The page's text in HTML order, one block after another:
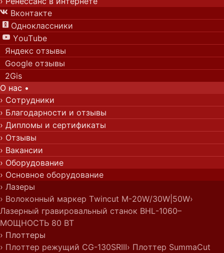
 Вконтакте
 Одноклассники
 YouTube
Яндекс отзывы
Google отзывы
2Gis
О нас •
› Сотрудники
› Благодарности и отзывы
› Дипломы и сертификаты
› Отзывы
› Вакансии
› Оборудование
› Основное оборудование
› Лазеры
› Волоконный маркер Twincut M-20W/30W|50W›
Лазерный гравировальный станок BHL-1060–
МОЩНОСТЬ 80 ВТ
› Плоттеры
› Плоттер режущий CG-130SRIII› Плоттер SummaCut